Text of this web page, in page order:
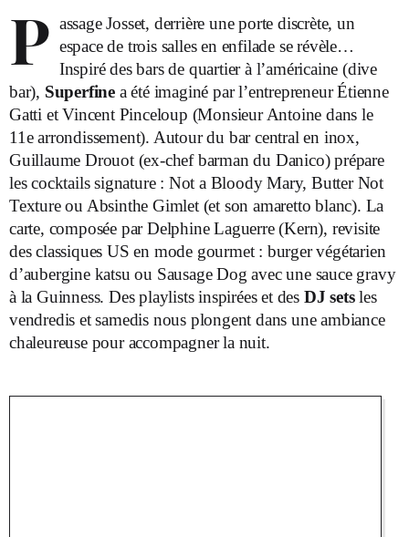
P assage Josset, derrière une porte discrète, un
espace de trois salles en enfilade se révèle…
Inspiré des bars de quartier à l’américaine (dive
bar), Superfine a été imaginé par l’entrepreneur Étienne
Gatti et Vincent Pinceloup (Monsieur Antoine dans le
11earrondissement). Autour du bar central en inox,
Guillaume Drouot (ex-chef barman du Danico) prépare
les cocktails signature : Not a Bloody Mary, Butter Not
Texture ou Absinthe Gimlet (et son amaretto blanc). La
carte, composée par Delphine Laguerre (Kern), revisite
des classiques US en mode gourmet : burger végétarien
d’aubergine katsu ou Sausage Dog avec une sauce gravy
à la Guinness. Des playlists inspirées et des DJ setsles
vendredis et samedis nous plongent dans une ambiance
chaleureuse pour accompagner la nuit.